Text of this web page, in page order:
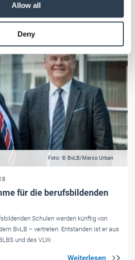
they’ve collected from your use
Impressum Datenschutz
Allow all
Deny
Foto: © BvLB/Marco Urban
für die berufsbildenden
Schulen werden künftig von
BvLB – vertreten. Entstanden ist er aus
und des VLW.